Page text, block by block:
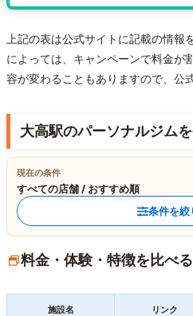
上記の表は公式サイトに記載の情報
によっては、キャンペーンで料金が
容が変わることもありますので、公
大高駅のパーソナルジム
現在の条件
すべての店舗 / おすすめ順
条件を絞
料金・体験・特徴を比べる
施設名 リンク